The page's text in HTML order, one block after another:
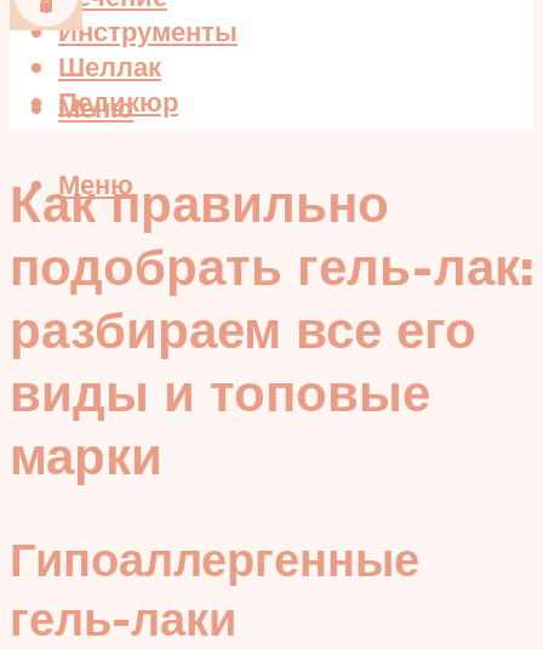
Инструменты
Шеллак
Педикюр
Меню
Меню
Как правильно
подобрать гель-лак:
разбираем все его
виды и топовые
марки
Гипоаллергенные
гель-лаки